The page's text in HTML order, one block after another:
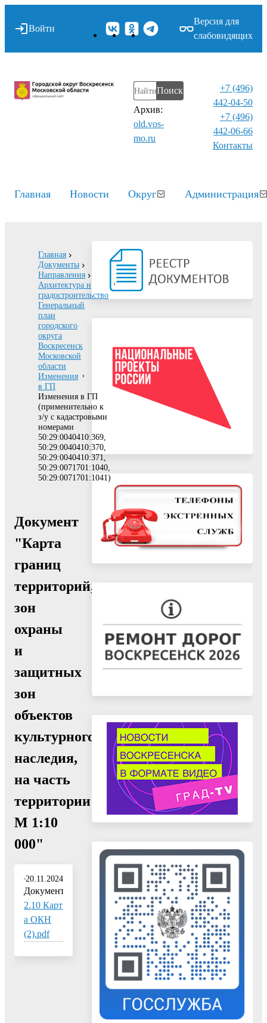
Войти
Версия для
слабовидящих
Поиск
Архив:
old.vos-
mo.ru
+7 (496)
442-04-50
+7 (496)
442-06-66
Контакты⁠
Главная Новости Округ Администрация
Главная
Документы
Направления
Архитектура и
градостроительство
Генеральный
план
городского
округа
Воскресенск
Московской
области
Изменения
в ГП
Изменения в ГП
(применительно к
з/у с кадастровыми
номерами
50:29:0040410:369,
50:29:0040410:370,
50:29:0040410:371,
50:29:0071701:1040,
50:29:0071701:1041)
Документ
"Карта
границ
территорий,
зон
охраны
и
защитных
зон
объектов
культурного
наследия,
на часть
территории
М 1:10
000"
20.11.2024
Документ:
2.10 Карт
а ОКН
(2).pdf